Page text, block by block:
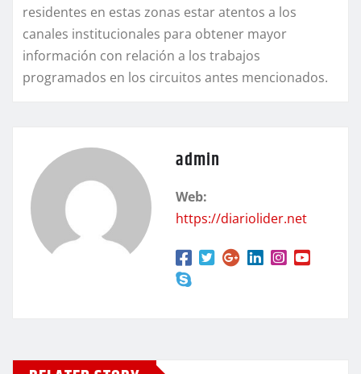
residentes en estas zonas estar atentos a los
canales institucionales para obtener mayor
información con relación a los trabajos
programados en los circuitos antes mencionados.
admin
Web:
https://diariolider.net